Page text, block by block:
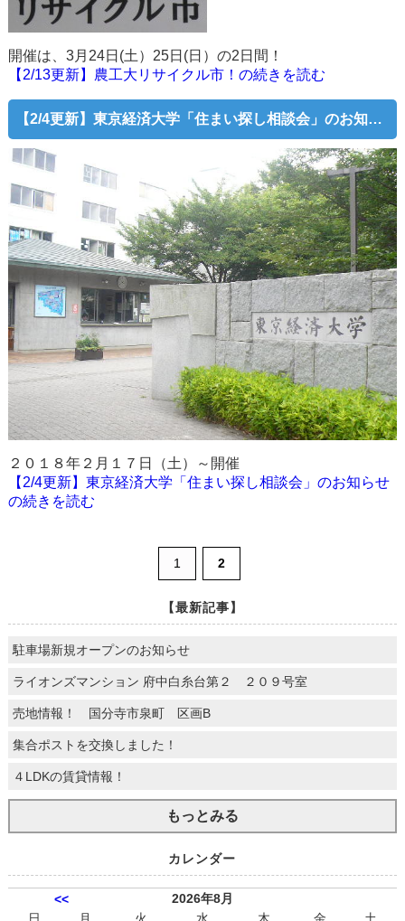
開催は、3月24日(土）25日(日）の2日間！
【2/13更新】農工大リサイクル市！の続きを読む
【2/4更新】東京経済大学「住まい探し相談会」のお知らせ
２０１８年２月１７日（土）～開催
【2/4更新】東京経済大学「住まい探し相談会」のお知らせ
の続きを読む
1 2
【最新記事】
駐車場新規オープンのお知らせ
ライオンズマンション 府中白糸台第２ ２０９号室
売地情報！ 国分寺市泉町 区画B
集合ポストを交換しました！
４LDKの賃貸情報！
もっとみる
カレンダー
<<
2026年8月